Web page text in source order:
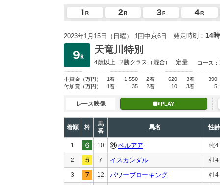
2023年1月15日（日曜） 1回中京6日 発走時刻： 14
天竜川特別
4歳以上 2勝クラス （混合） 定量 コース：
本賞金 （万円） 1着 1,550 2着 620 3着
390
付加賞 （万円） 1着 35 2着 10 3着 5
レース映像 PLAY
着順 枠
馬
番
馬名 性齢
1 10 ペルアア 牝4
2 7 イスカンダル 牡4
3 12 パワーブローキング 牡4